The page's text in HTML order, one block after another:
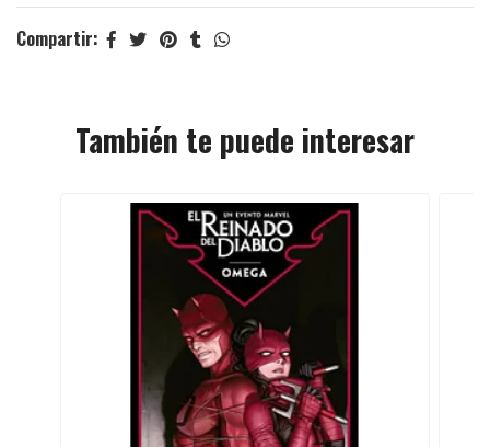
Compartir:
También te puede interesar